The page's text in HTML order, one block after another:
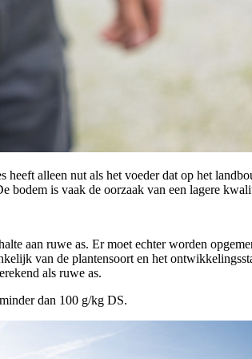
heeft alleen nut als het voeder dat op het
bodem is vaak de oorzaak van een lagere
aan ruwe as. Er moet echter worden
van de plantensoort en het
als ruwe as.
dan 100 g/kg DS.